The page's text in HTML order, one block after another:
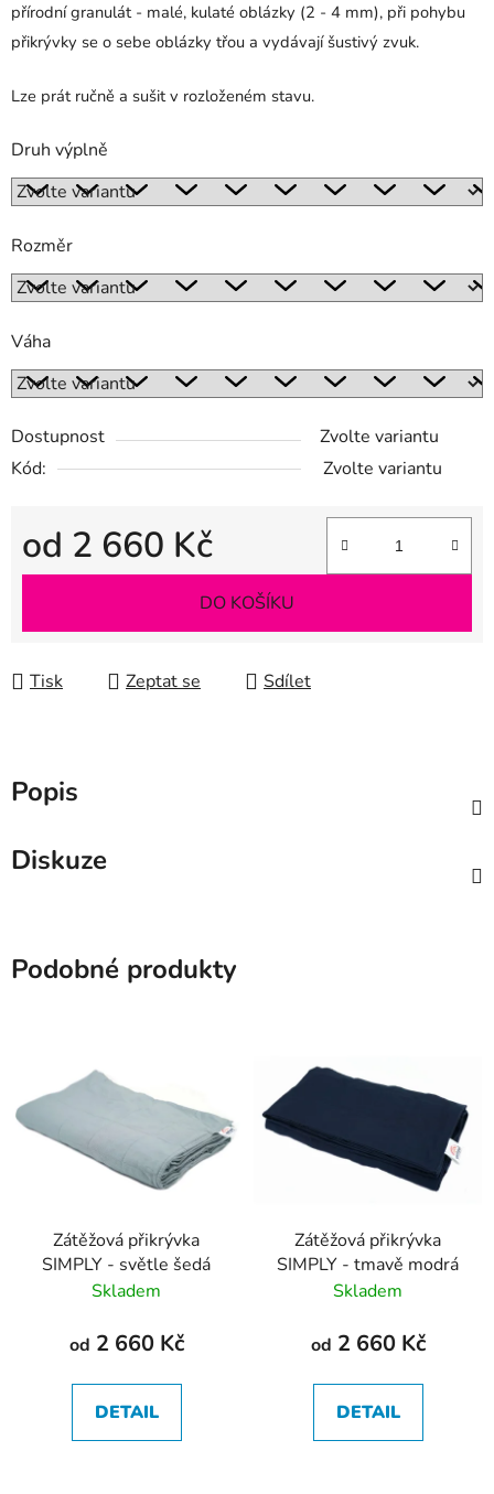
přírodní granulát - malé, kulaté oblázky (2 - 4 mm), při pohybu
přikrývky se o sebe oblázky třou a vydávají šustivý zvuk.
Lze prát ručně a sušit v rozloženém stavu.
Druh výplně
Rozměr
Váha
Dostupnost
Zvolte variantu
Kód:
Zvolte variantu
od 2 660 Kč
Měrná cena:
DO KOŠÍKU
Tisk Zeptat se Sdílet
Popis
Diskuze
Podobné produkty
Zátěžová přikrývka
SIMPLY - světle šedá
Skladem
od 2 660 Kč
DETAIL
Zátěžová přikrývka
SIMPLY - tmavě modrá
Skladem
od 2 660 Kč
DETAIL